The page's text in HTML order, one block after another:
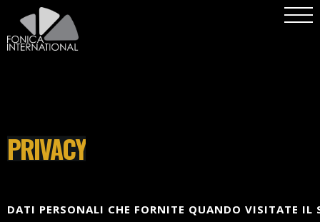
PRIVACY
DATI PERSONALI CHE FORNITE QUANDO VISITATE IL